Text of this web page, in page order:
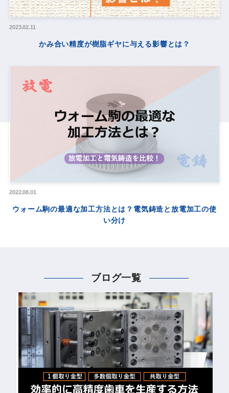
2023.02.11
かみ合い精度が樹脂ギヤに与える影響とは？
2022.08.01
ウォーム駒の最適な加工方法とは？電気鋳造と放電加工の使
い分け
ブログ一覧